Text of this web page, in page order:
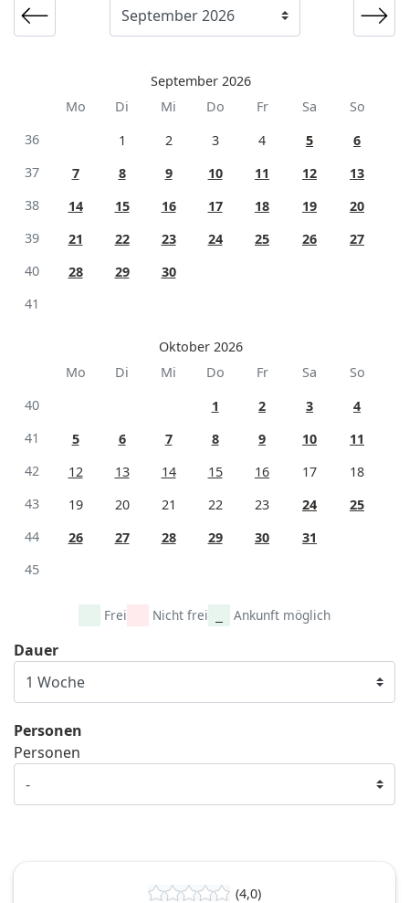
September 2026
Mo
Di Mi Do Fr Sa
So
36
1 2 3 4 5
6
37
7 8 9 10 11 12
13
38
14 15 16 17 18 19
20
39
21 22 23 24 25 26
27
40
28 29
30
41
Oktober 2026
Mo
Di Mi Do Fr Sa
So
40
1 2 3
4
41
5 6 7 8 9 10
11
42
12 13 14 15 16 17
18
43
19 20 21 22 23 24
25
44
26 27 28 29 30
31
45
Frei Nicht frei Ankunft möglich
Dauer
Personen
Personen
(4,0)